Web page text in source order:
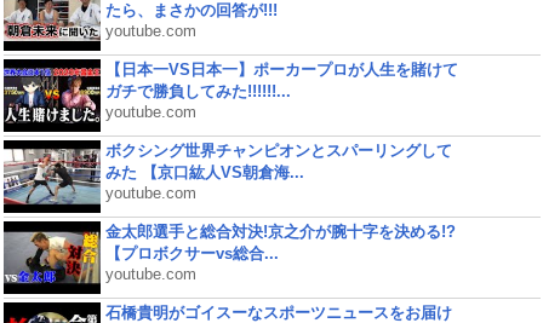
たら、まさかの回答が!!!
youtube.com
【日本一VS日本一】ポーカープロが人生を賭けて
ガチで勝負してみた!!!!!!...
youtube.com
ボクシング世界チャンピオンとスパーリングして
みた 【京口紘人VS朝倉海...
youtube.com
金太郎選手と総合対決!京之介が腕十字を決める!?
【プロボクサーvs総合...
youtube.com
石橋貴明がゴイスーなスポーツニュースをお届け